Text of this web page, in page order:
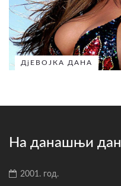
ДјЕВОЈКА ДАНА
На данашњи дан
2001. год.